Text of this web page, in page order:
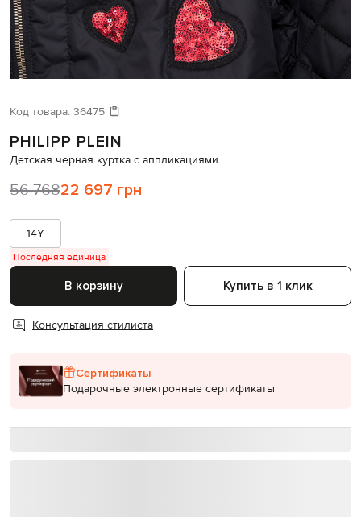
Код товара: 36475
PHILIPP PLEIN
Детская черная куртка с аппликациями
56 76822 697 грн
14Y
Последняя единица
В корзину Купить в 1 клик
Консультация стилиста
Сертификаты
Подарочные электронные сертификаты